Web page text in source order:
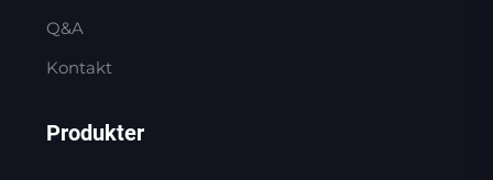
Q&A
Kontakt
Produkter